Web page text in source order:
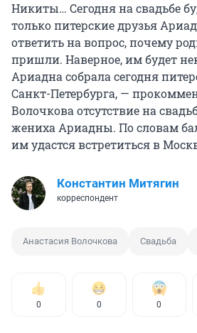
Никиты… Сегодня на свадьбе
только питерские друзья
ответить на вопрос, почему
пришли. Наверное, им будет
Ариадна собрала сегодня
Санкт-Петербурга, —
Волочкова отсутствие на
жениха Ариадны. По словам
им удастся встретиться в
Константин Митягин
корреспондент
Анастасия Волочкова Свадьба
0 0 0